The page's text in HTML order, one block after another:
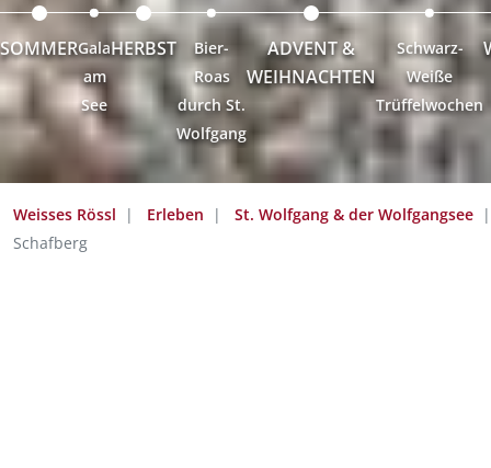
SOMMERGala
am
See
HERBST
Bier-
Roas
durch St.
Wolfgang
ADVENT &
WEIHNACHTEN
Schwarz-
Weiße
Trüffelwochen
Weisses Rössl Erleben
St. Wolfgang & der Wolfgangsee
Schafberg